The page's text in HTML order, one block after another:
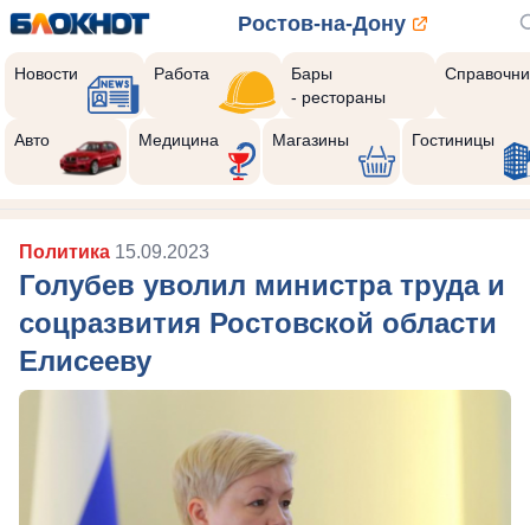
Ростов-на-Дону
Новости Работа
Бары
- рестораны
Авто Медицина Магазины Гостиницы
Политика 15.09.2023
Голубев уволил министра труда и
соцразвития Ростовской области
Елисееву